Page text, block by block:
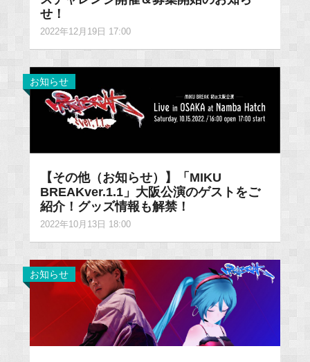
せ！
2022年12月19日 17:00
お知らせ
【その他（お知らせ）】「MIKU
BREAKver.1.1」大阪公演のゲストをご
紹介！グッズ情報も解禁！
2022年10月13日 18:00
お知らせ